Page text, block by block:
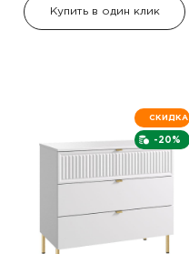
Купить в один клик
-20%
СКИДКА